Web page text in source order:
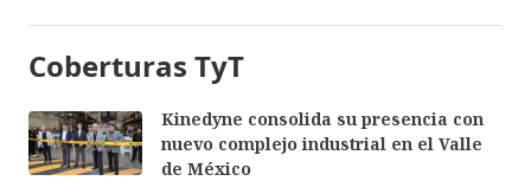
Coberturas TyT
Kinedyne consolida su presencia con
nuevo complejo industrial en el Valle
de México